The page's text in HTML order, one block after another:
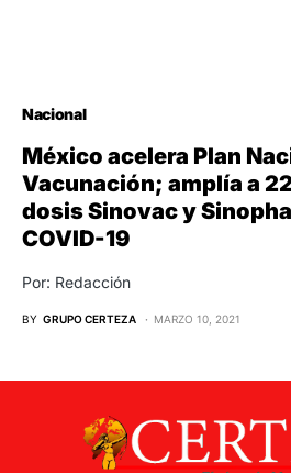
Nacional
México acelera Plan
Vacunación; amplía a
dosis Sinovac y
COVID-19
Por: Redacción
BY GRUPO CERTEZA MARZO 10, 2021